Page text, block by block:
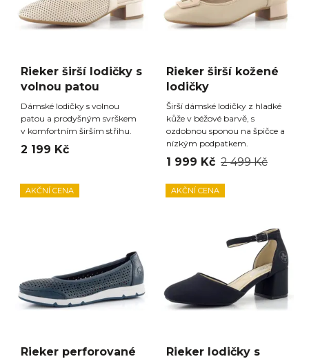
Rieker širší lodičky s
volnou patou
Dámské lodičky s volnou
patou a prodyšným svrškem
v komfortním širším střihu.
2 199 Kč
Rieker širší kožené
lodičky
Širší dámské lodičky z hladké
kůže v béžové barvě, s
ozdobnou sponou na špičce a
nízkým podpatkem.
1 999 Kč 2 499 Kč
AKČNÍ CENA
Rieker perforované
AKČNÍ CENA
Rieker lodičky s